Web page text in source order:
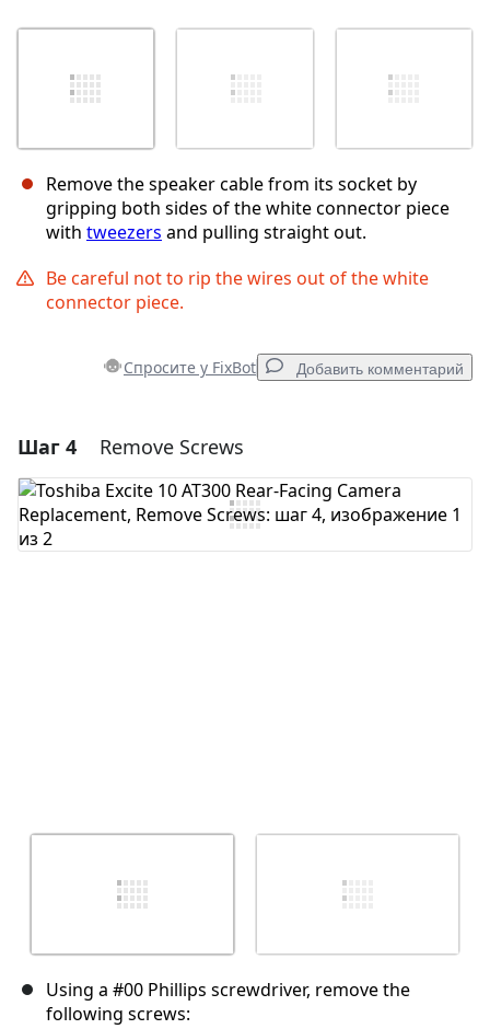
Remove the speaker cable from its socket by
gripping both sides of the white connector piece
with tweezers and pulling straight out.
Be careful not to rip the wires out of the white
connector piece.
Спросите у FixBot Добавить комментарий
Добавить комментарий
Добавить комментарий
Шаг 4 Remove Screws
Using a #00 Phillips screwdriver, remove the
following screws: